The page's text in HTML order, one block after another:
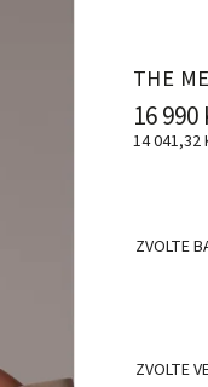
THE
16 990
14 041,32
ZVOLTE
ZVOLTE